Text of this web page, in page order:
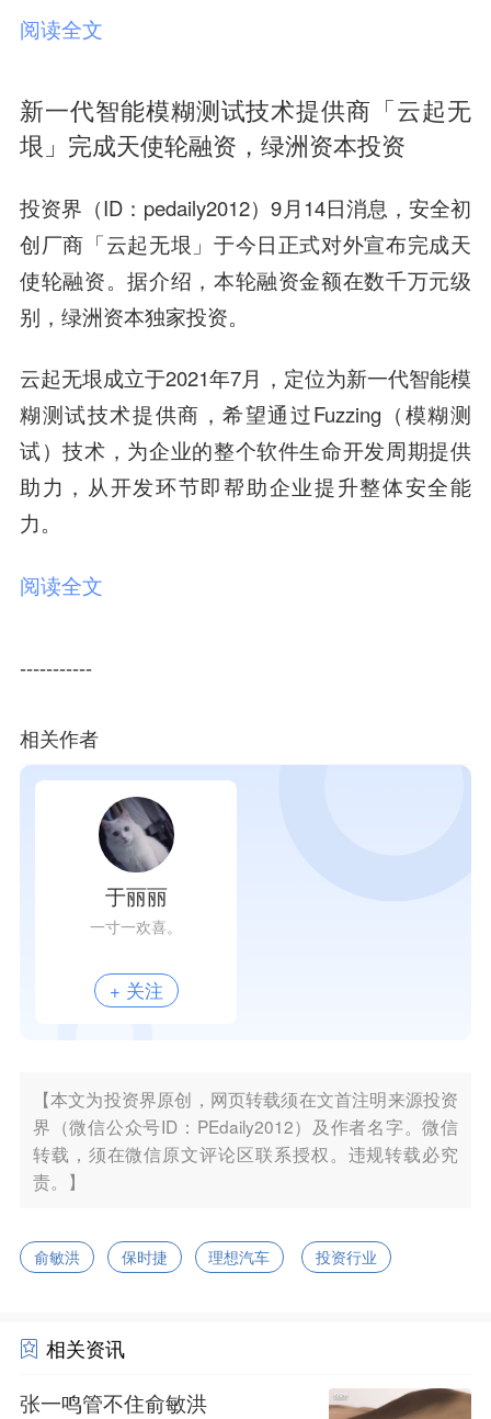
阅读全文
新一代智能模糊测试技术提供商「云起无
垠」完成天使轮融资，绿洲资本投资
投资界（ID：pedaily2012）9月14日消息， 安全初
创厂商「云起无垠」 于今日正式对外宣布完成天
使轮融资。据介绍，本轮融资金额在数千万元级
别， 绿洲资本独家投资。
云起无垠成立于2021年7月，定位为新一代智能模
糊测试技术提供商，希望通过Fuzzing（模糊测
试）技术，为企业的整个软件生命开发周期提供
助力，从开发环节即帮助企业提升整体安全能
力。
阅读全文
-----------
相关作者
于丽丽
一寸一欢喜。
+ 关注
【本文为投资界原创，网页转载须在文首注明来源投资
界（微信公众号ID：PEdaily2012）及作者名字。微信
转载，须在微信原文评论区联系授权。违规转载必究
责。】
俞敏洪 保时捷 理想汽车 投资行业
相关资讯
张一鸣管不住俞敏洪